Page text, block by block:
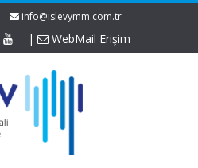
info@islevymm.com.tr
| WebMail Erişim